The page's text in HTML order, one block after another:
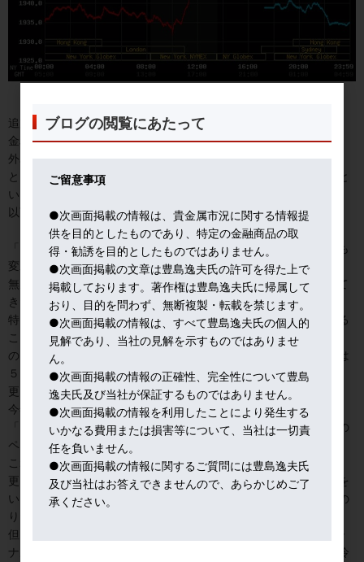
追加利上げの可能性がゼロになったのだ。
金利を生まない金には朗報である。
外為市場では、ドル金利が下落して、円高に振れた。
といっても、１５１．６０円程度だが。（これを今時は「円高」と
いう）。
以下は、詳説。
「インフレ減速が確認された。さすがにパウエル議長の言い回しも
変わるであろう」
無風が予測されていた１２月のFOMCへの注目度が俄かに上がって
きた。
特に、１４日に発表された米国消費者物価指数で、最も注目される
ことは、最も重要視されるコアCPIの上昇率が、２３年６－１０月
の５か月に年率２．８％まで下落したことだ。同年１～５月期には
５．１％と高止まりしていた。
更に、FRB高官発言のニュアンスも既に変わってきた。
今年、FOMCで投票権を持つグールズビー・シカゴ連銀総裁は、
「インフレ減速は、失業率が殆ど変わらないなかで、４０年ぶりの
ペースで進行している。
これは、コロナ由来の供給障害がリバウンドして、生産性も向上、
更に、インフレ期待が落ち着いていることによる。敢えて注意点を
いえば、住宅関連のインフレか。インフレとの闘いは常に荒い道の
りだ。」
但し、同氏は、CPI発表前の９日のウォール・ストリート・ジャー
ナル紙とのインタビューで「ドル高金利が実体経済を想定以上に冷
ブログの閲覧にあたって
ご留意事項
●次画面掲載の情報は、貴金属市況に関する情報提
供を目的としたものであり、特定の金融商品の取
得・勧誘を目的としたものではありません。
●次画面掲載の文章は豊島逸夫氏の許可を得た上で
掲載しております。著作権は豊島逸夫氏に帰属して
おり、目的を問わず、無断複製・転載を禁じます。
●次画面掲載の情報は、すべて豊島逸夫氏の個人的
見解であり、当社の見解を示すものではありませ
ん。
●次画面掲載の情報の正確性、完全性について豊島
逸夫氏及び当社が保証するものではありません。
●次画面掲載の情報を利用したことにより発生する
いかなる費用または損害等について、当社は一切責
任を負いません。
●次画面掲載の情報に関するご質問には豊島逸夫氏
及び当社はお答えできませんので、あらかじめご了
承ください。